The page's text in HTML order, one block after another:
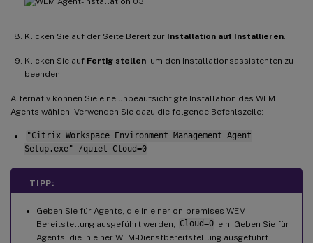
Klicken Sie auf der Seite Bereit zur Installation auf Installieren
Klicken Sie auf Fertig stellen , um den Installationsassistenten zu
beenden.
Alternativ können Sie eine unbeaufsichtigte Installation des WEM
Agents wählen. Verwenden Sie dazu die folgende Befehlszeile:
"Citrix Workspace Environment Management Agent
Setup.exe" /quiet Cloud=0
TIPP:
Geben Sie für Agents, die in einer on-premises WEM-
Bereitstellung ausgeführt werden,
Cloud=0 ein. Geben Sie für
Agents, die in einer WEM-Dienstbereitstellung ausgeführt